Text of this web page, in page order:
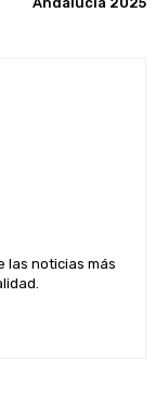
las noticias más